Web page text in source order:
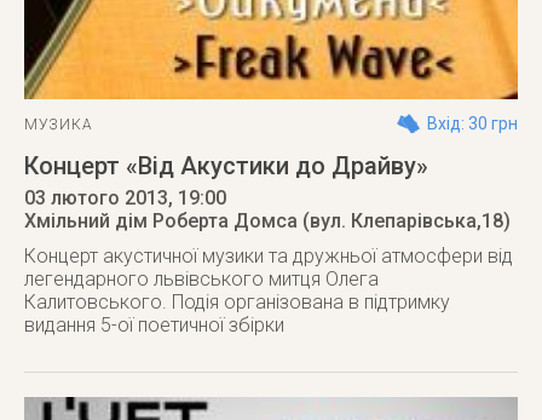
МУЗИКА Вхід: 30 грн
Концерт «Від Акустики до Драйву»
03 лютого 2013, 19:00
Хмільний дім Роберта Домса (вул. Клепарівська,18)
Концерт акустичної музики та дружньої атмосфери від
легендарного львівського митця Олега
Калитовського. Подія організована в підтримку
видання 5-ої поетичної збірки